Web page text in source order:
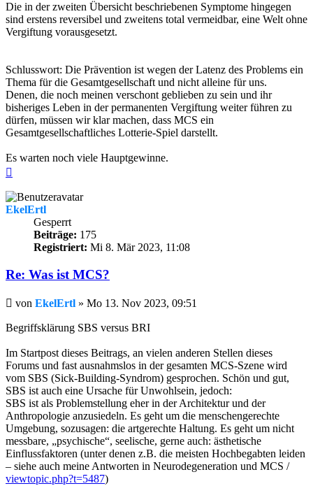
Die in der zweiten Übersicht beschriebenen Symptome hingegen
sind erstens reversibel und zweitens total vermeidbar, eine Welt ohne
Vergiftung vorausgesetzt.
Schlusswort: Die Prävention ist wegen der Latenz des Problems ein
Thema für die Gesamtgesellschaft und nicht alleine für uns.
Denen, die noch meinen verschont geblieben zu sein und ihr
bisheriges Leben in der permanenten Vergiftung weiter führen zu
dürfen, müssen wir klar machen, dass MCS ein
Gesamtgesellschaftliches Lotterie-Spiel darstellt.
Es warten noch viele Hauptgewinne.
EkelErtl
Gesperrt
Beiträge: 175
Registriert: Mi 8. Mär 2023, 11:08
Re: Was ist MCS?
Beitrag
von EkelErtl » Mo 13. Nov 2023, 09:51
Begriffsklärung SBS versus BRI
Im Startpost dieses Beitrags, an vielen anderen Stellen dieses
Forums und fast ausnahmslos in der gesamten MCS-Szene wird
vom SBS (Sick-Building-Syndrom) gesprochen. Schön und gut,
SBS ist auch eine Ursache für Unwohlsein, jedoch:
SBS ist als Problemstellung eher in der Architektur und der
Anthropologie anzusiedeln. Es geht um die menschengerechte
Umgebung, sozusagen: die artgerechte Haltung. Es geht um nicht
messbare, „psychische“, seelische, gerne auch: ästhetische
Einflussfaktoren (unter denen z.B. die meisten Hochbegabten leiden
– siehe auch meine Antworten in Neurodegeneration und MCS /
viewtopic.php?t=5487)